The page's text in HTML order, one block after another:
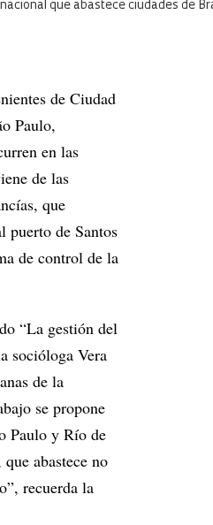
que abastece ciudades de
de Ciudad
Paulo,
en las
de las
que
puerto de Santos
de control de la
“La gestión del
socióloga Vera
de la
se propone
Paulo y Río de
abastece no
recuerda la